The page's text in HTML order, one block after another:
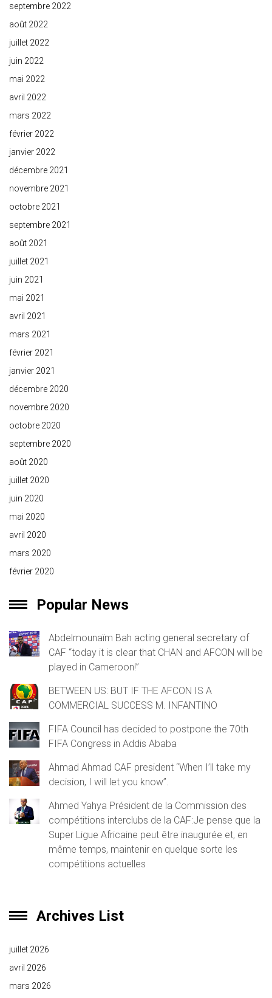
septembre 2022
août 2022
juillet 2022
juin 2022
mai 2022
avril 2022
mars 2022
février 2022
janvier 2022
décembre 2021
novembre 2021
octobre 2021
septembre 2021
août 2021
juillet 2021
juin 2021
mai 2021
avril 2021
mars 2021
février 2021
janvier 2021
décembre 2020
novembre 2020
octobre 2020
septembre 2020
août 2020
juillet 2020
juin 2020
mai 2020
avril 2020
mars 2020
février 2020
Popular News
Abdelmounaïm Bah acting general secretary of
CAF “today it is clear that CHAN and AFCON will be
played in Cameroon!”
BETWEEN US: BUT IF THE AFCON IS A
COMMERCIAL SUCCESS M. INFANTINO
FIFA Council has decided to postpone the 70th
FIFA Congress in Addis Ababa
Ahmad Ahmad CAF president “When I’ll take my
decision, I will let you know”.
Ahmed Yahya Président de la Commission des
compétitions interclubs de la CAF:Je pense que la
Super Ligue Africaine peut être inaugurée et, en
même temps, maintenir en quelque sorte les
compétitions actuelles
Archives List
juillet 2026
avril 2026
mars 2026